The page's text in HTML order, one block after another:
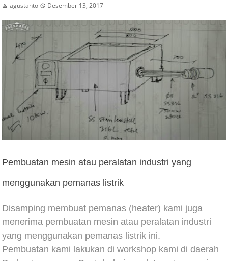
 agustanto  Desember 13, 2017
Pembuatan mesin atau peralatan industri yang
menggunakan pemanas listrik
Disamping membuat pemanas (heater) kami juga
menerima pembuatan mesin atau peralatan industri
yang menggunakan pemanas listrik ini.
Pembuatan kami lakukan di workshop kami di daerah